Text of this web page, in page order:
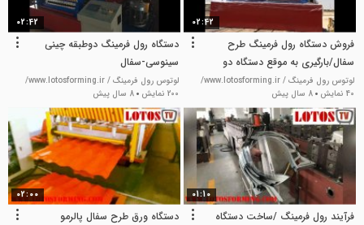
02:42
فروش دستگاه رول فرمینگ طرح
سفال/بارگیری به موقع دستگاه دو
طبقه سینوسی / ژنوا
لوتوس رول فرمینگ / www.lotosforming.ir/
40 نمایش
8 سال پیش
02:42
دستگاه رول فرمینگ دوطبقه چینی
سینوسی-سفال
لوتوس رول فرمینگ / www.lotosforming.ir/
200 نمایش
8 سال پیش
01:10
فرآیند رول فرمینگ /ساخت دستگاه
02:00
دستگاه ورق طرح سفال پالرمو